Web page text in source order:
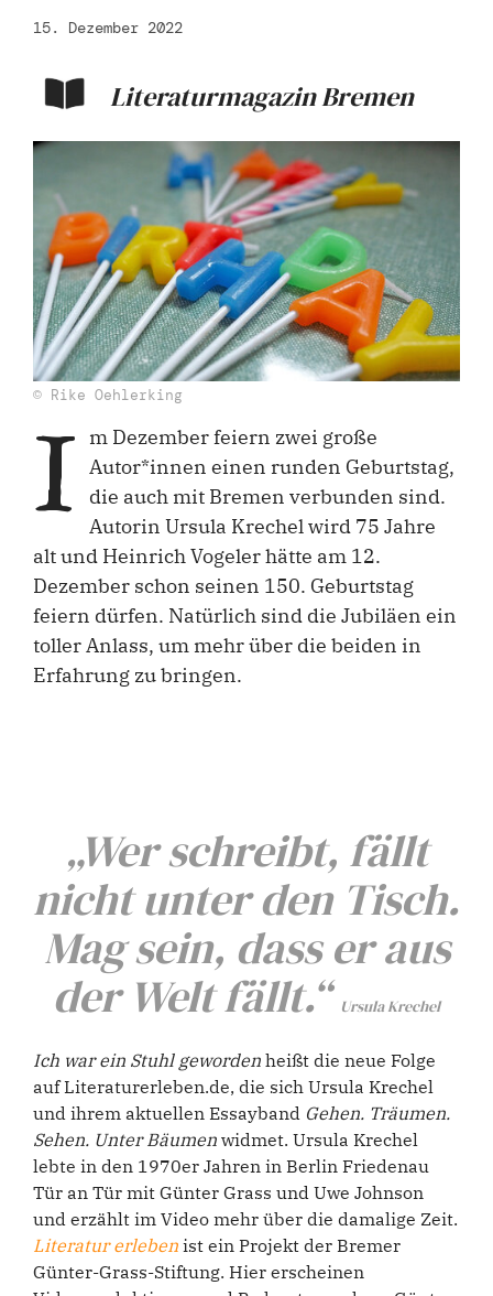
15. Dezember 2022
Literaturmagazin Bremen
© Rike Oehlerking
I
m Dezember feiern zwei große
Autor*innen einen runden Geburtstag,
die auch mit Bremen verbunden sind.
Autorin Ursula Krechel wird 75 Jahre
alt und Heinrich Vogeler hätte am 12.
Dezember schon seinen 150. Geburtstag
feiern dürfen. Natürlich sind die Jubiläen ein
toller Anlass, um mehr über die beiden in
Erfahrung zu bringen.
„Wer schreibt, fällt
nicht unter den Tisch.
Mag sein, dass er aus
der Welt fällt.“ Ursula Krechel
Ich war ein Stuhl geworden heißt die neue Folge
auf Literaturerleben.de, die sich Ursula Krechel
und ihrem aktuellen Essayband Gehen. Träumen.
Sehen. Unter Bäumen widmet. Ursula Krechel
lebte in den 1970er Jahren in Berlin Friedenau
Tür an Tür mit Günter Grass und Uwe Johnson
und erzählt im Video mehr über die damalige Zeit.
Literatur erleben ist ein Projekt der Bremer
Günter-Grass-Stiftung. Hier erscheinen